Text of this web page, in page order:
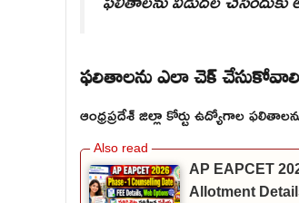
ఫలితాలను ఎలా చెక్
ఆంధ్రప్రదేశ్ జిల్లా కోర్టు ఉద్యోగాల
AP EAPCET
Allotment